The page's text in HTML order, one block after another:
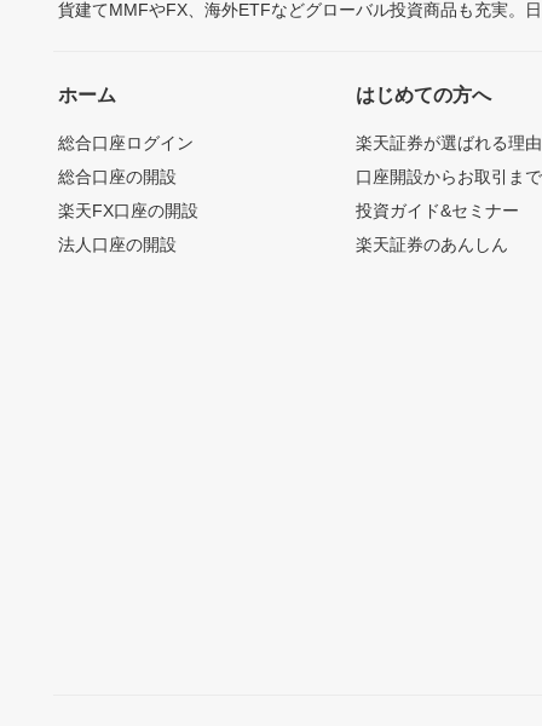
貨建てMMFやFX、海外ETFなどグローバル投資商品も充実。
ホーム
総合口座ログイン
総合口座の開設
楽天FX口座の開設
法人口座の開設
はじめての方へ
楽天証券が選ばれる理由
口座開設からお取引ま
投資ガイド&セミナー
楽天証券のあんしん